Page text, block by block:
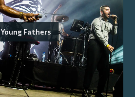
Young Fathers